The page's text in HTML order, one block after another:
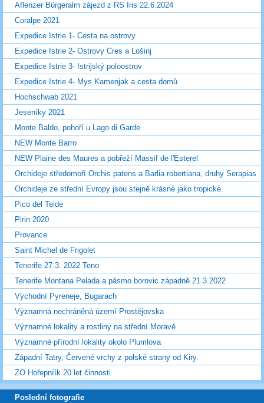
Aflenzer Bürgeralm zájezd z RS Iris 22.6.2024
Coralpe 2021
Expedice Istrie 1- Cesta na ostrovy
Expedice Istrie 2- Ostrovy Cres a Lošinj
Expedice Istrie 3- Istrijský poloostrov
Expedice Istrie 4- Mys Kamenjak a cesta domů
Hochschwab 2021
Jeseníky 2021
Monte Baldo, pohoří u Lago di Garde
NEW Monte Barro
NEW Plaine des Maures a pobřeží Massif de l'Esterel
Orchideje středomoří Orchis patens a Barlia robertiana, druhy Serapias
Orchideje ze střední Evropy jsou stejně krásné jako tropické.
Pico del Teide
Pirin 2020
Provance
Saint Michel de Frigolet
Tenerife 27.3. 2022 Teno
Tenerife Montana Pelada a pásmo borovic západně 21.3.2022
Východní Pyreneje, Bugarach
Významná nechráněná území Prostějovska
Významné lokality a rostliny na střední Moravě
Významné přírodní lokality okolo Plumlova
Západní Tatry, Červené vrchy z polské strany od Kiry.
ZO Hořepníík 20 let činnosti
Poslední fotografie